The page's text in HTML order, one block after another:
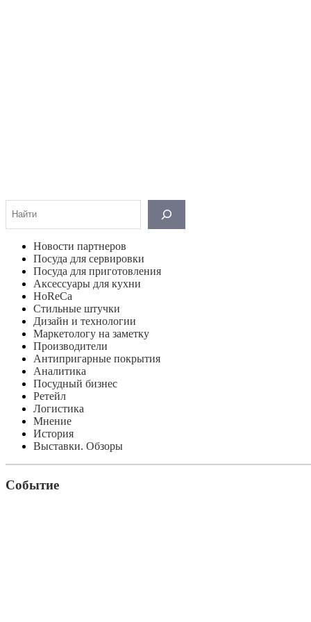
Новости партнеров
Посуда для сервировки
Посуда для приготовления
Аксессуары для кухни
HoReCa
Стильные штучки
Дизайн и технологии
Маркетологу на заметку
Производители
Антипригарные покрытия
Аналитика
Посудный бизнес
Ретейл
Логистика
Мнение
История
Выставки. Обзоры
Событие